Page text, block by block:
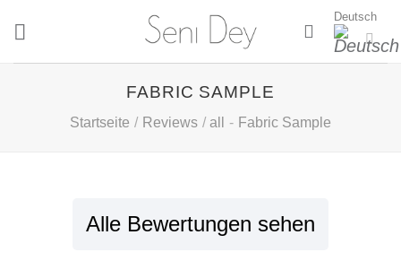
Deutsch
FABRIC SAMPLE
Startseite / Reviews / all - Fabric Sample
Alle Bewertungen sehen